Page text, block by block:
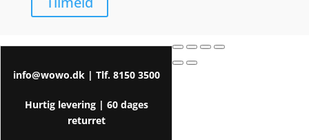
info@wowo.dk| Tlf. 8150 3500
Hurtig levering | 60 dages
returret